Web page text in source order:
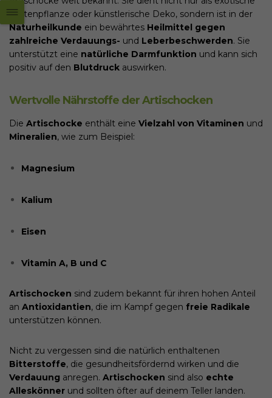
Gartenpflanze oder künstlerische Deko, sondern ist in der
Naturheilkunde ein bewährtes Heilmittel gegen
zahlreiche Verdauungs- und Leberbeschwerden. Sie
unterstützt eine natürliche Darmfunktion und kann sich
positiv auf den Blutdruck auswirken.
Wertvolle Nährstoffe der Artischocken
Die Artischocke enthält eine Vielzahl von Vitaminen und
Mineralien, wie zum Beispiel:
Magnesium
Kalium
Eisen
Vitamin A, B und C
Artischocken sind zudem bekannt für ihren hohen Anteil
an Antioxidantien, die im Kampf gegen freie Radikale
unterstützen können.
Nicht zu vergessen sind die natürlich enthaltenen
Bitterstoffe, die gesundheitsfördernd wirken und die
Verdauung anregen. Artischocken sind also echte
Alleskönner und sollten öfter auf deinem Teller landen.